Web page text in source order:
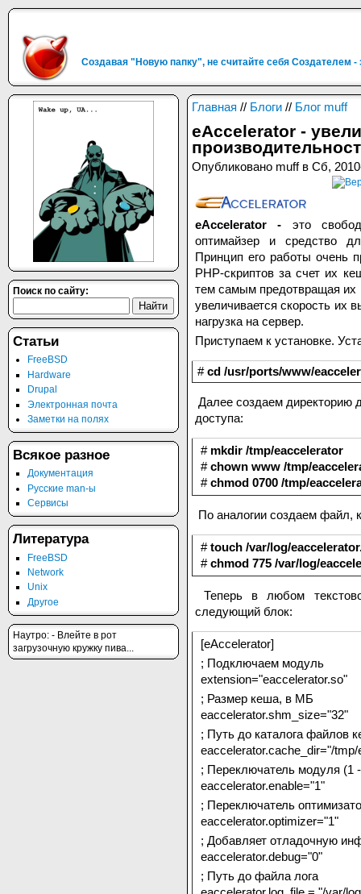
Создавая "Новую папку", не считайте себя Создателем
Главная // Блоги // Блог muff
eAccelerator -
Опубликовано muff в Сб,
eAccelerator - это
оптимайзер и средство
Принцип его работы очень
PHP-скриптов за счет их
тем самым предотвращая их
увеличивается скорость их
нагрузка на сервер.
Приступаем к установке.
#cd /usr/ports/www/
Далее создаем директорию
доступа:
# mkdir /tmp/eaccelerator
#chown www /tmp/
#chmod 0700 /tmp/
По аналогии создаем файл,
#touch /var/log/
#chmod 775 /var/log/
Теперь в любом
следующий блок:
[eAccelerator]
; Подключаем модуль
extension="eaccelerator.so"
; Размер кеша, в МБ
eaccelerator.shm_size="32"
; Путь до каталога файлов
eaccelerator.cache_dir="/
; Переключатель модуля (1
eaccelerator.enable="1"
; Переключатель
eaccelerator.optimizer="1"
; Добавляет отладочную
eaccelerator.debug="0"
; Путь до файла лога
Поиск по сайту:
Статьи
FreeBSD
Hardware
Drupal
Электронная почта
Заметки на полях
Всякое разное
Документация
Русские man-ы
Сервисы
Литература
FreeBSD
Network
Unix
Другое
Наутpо: - Влейте в pот
загpузочную кpужку пива...